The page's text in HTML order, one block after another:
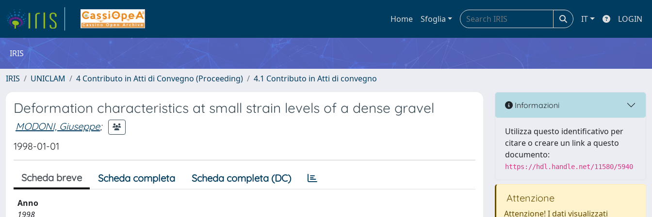
Home Sfoglia IT LOGIN
IRIS
IRIS UNICLAM 4 Contributo in Atti di Convegno (Proceeding) 4.1 Contributo in Atti di convegno
Deformation characteristics at small strain levels of a dense gravel
MODONI, Giuseppe;
1998-01-01
Scheda breve Scheda completa Scheda completa (DC)
Anno
1998
Informazioni
Utilizza questo identificativo per
citare o creare un link a questo
documento:
https://hdl.handle.net/11580/5940
Attenzione
Attenzione! I dati visualizzati